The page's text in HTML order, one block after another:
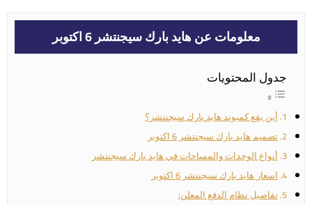
معلومات عن هايد بارك سيجنتشر 6 اكتوبر
جدول المحتويات
أين يقع كمبوند هايد بارك سيجنتشر؟
تصميم هايد بارك سيجنتشر 6 اكتوبر
أنواع الوحدات والمساحات في هايد بارك سيجنتشر
اسعار هايد بارك سيجنتشر 6 اكتوبر
تفاصيل نظام الدفع المعلن: